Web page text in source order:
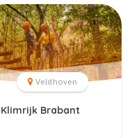
Veldhoven
Klimrijk Brabant